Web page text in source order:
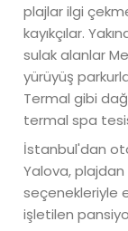
plajlar ilgi
kayıkçılar.
sulak alanlar Meyve bahçelerinin yanından geçen
yürüyüş
Termal gibi
İstanbul'dan
Yalova,
seçenekleriyle
işletilen